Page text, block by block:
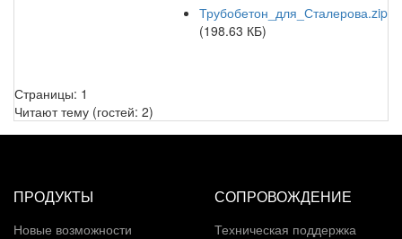
Трубобетон_для_Сталерова.zip
(198.63 КБ)
Страницы: 1
Читают тему (гостей: 2)
ПРОДУКТЫ
Новые возможности
СОПРОВОЖДЕНИЕ
Техническая поддержка